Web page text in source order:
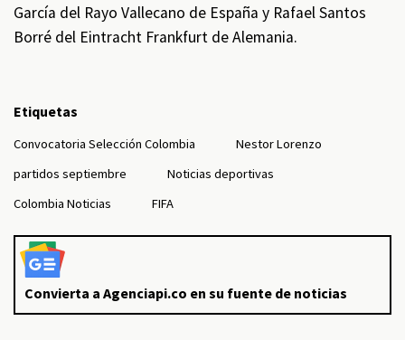
García del Rayo Vallecano de España y Rafael Santos
Borré del Eintracht Frankfurt de Alemania.
Etiquetas
Convocatoria Selección Colombia
Nestor Lorenzo
partidos septiembre
Noticias deportivas
Colombia Noticias
FIFA
Convierta a Agenciapi.co en su fuente de noticias